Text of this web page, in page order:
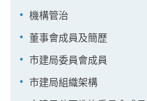
機構管治
董事會成員及簡歷
市建局委員會成員
市建局組織架構